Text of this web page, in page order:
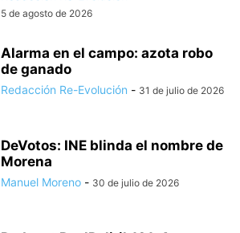
5 de agosto de 2026
Alarma en el campo: azota robo
de ganado
Redacción Re-Evolución - 31 de julio de 2026
DeVotos: INE blinda el nombre de
Morena
Manuel Moreno - 30 de julio de 2026